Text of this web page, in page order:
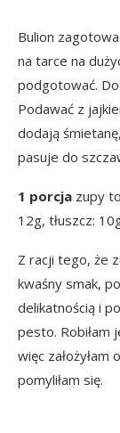
Bulion
na tarce na
podgotować.
Podawać z
dodają
pasuje do
1 porcja zupy
12g, tłuszcz:
Z racji tego, że
kwaśny smak,
delikatnością i
pesto. Robiłam
więc
pomyliłam się.